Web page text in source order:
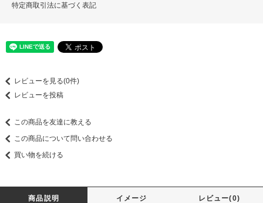
特定商取引法に基づく表記
レビューを見る(0件)
レビューを投稿
この商品を友達に教える
この商品について問い合わせる
買い物を続ける
商品説明 イメージ レビュー(0)